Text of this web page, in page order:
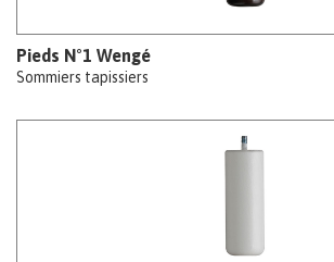
Pieds N°1 Wengé
Sommiers tapissiers